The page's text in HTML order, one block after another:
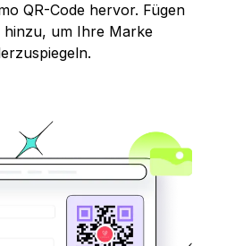
QR-Code hervor. Fügen
hinzu, um Ihre Marke